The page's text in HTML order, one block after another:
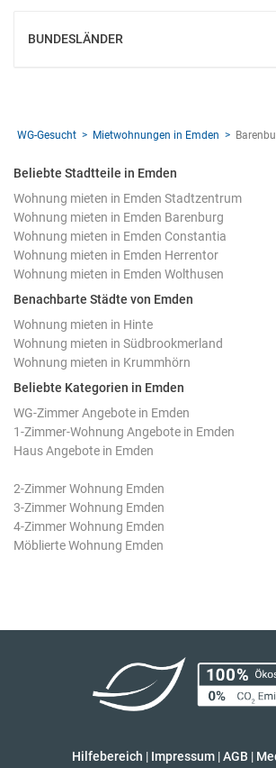
BUNDESLÄNDER
EINBLENDEN
WG-Gesucht Mietwohnungen in Emden
Beliebte Stadtteile in Emden
Wohnung mieten in Emden Stadtzentrum
Wohnung mieten in Emden Barenburg
Wohnung mieten in Emden Constantia
Wohnung mieten in Emden Herrentor
Wohnung mieten in Emden Wolthusen
Benachbarte Städte von Emden
Wohnung mieten in Hinte
Wohnung mieten in Südbrookmerland
Wohnung mieten in Krummhörn
Beliebte Kategorien in Emden
WG-Zimmer Angebote in Emden
1-Zimmer-Wohnung Angebote in Emden
Haus Angebote in Emden
2-Zimmer Wohnung Emden
3-Zimmer Wohnung Emden
4-Zimmer Wohnung Emden
Möblierte Wohnung Emden
Hilfebereich | Impressum |AGB |